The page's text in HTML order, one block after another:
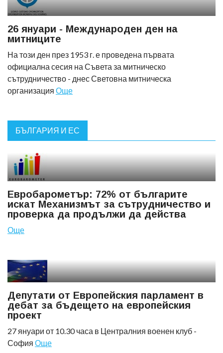
26 януари - Международен ден на
митниците
На този ден през 1953 г. е проведена първата
официална сесия на Съвета за митническо
сътрудничество - днес Световна митническа
организация Още
БЪЛГАРИЯ И ЕС
Евробарометър: 72% от българите
искат Механизмът за сътрудничество и
проверка да продължи да действа
Още
Депутати от Европейския парламент в
дебат за бъдещето на европейския
проект
27 януари от 10.30 часа в Централния военен клуб -
София Още